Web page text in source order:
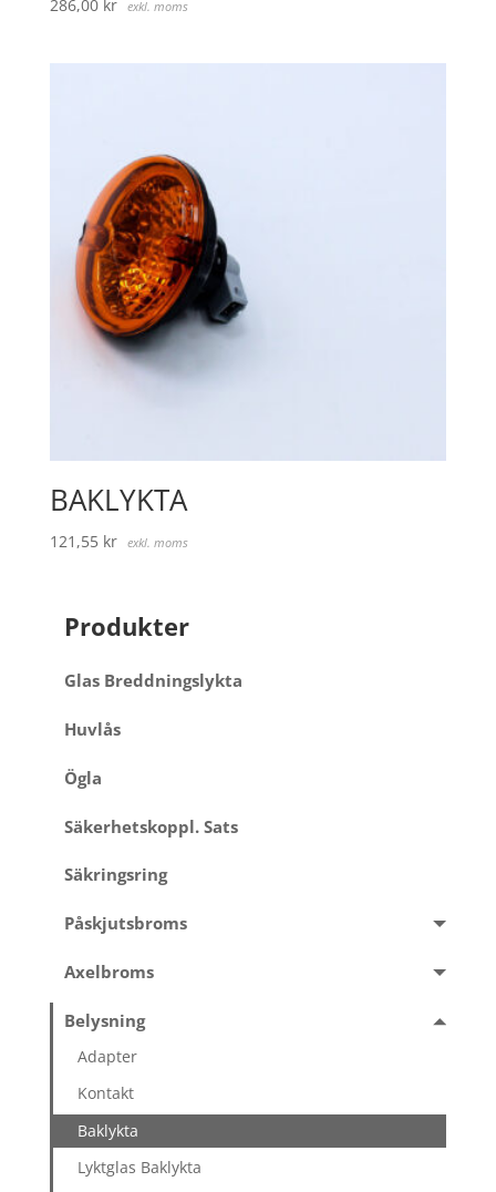
286,00 kr exkl. moms
BAKLYKTA
121,55 kr exkl. moms
Produkter
Glas Breddningslykta
Huvlås
Ögla
Säkerhetskoppl. Sats
Säkringsring
Påskjutsbroms
Axelbroms
Belysning
Adapter
Kontakt
Baklykta
Lyktglas Baklykta